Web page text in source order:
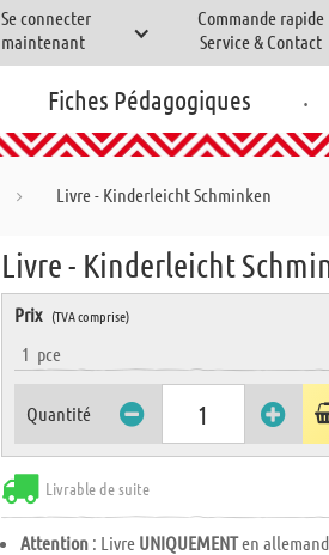
Se connecter
maintenant
Commande rapide
Service & Contact
Fiches Pédagogiques .
Livre - Kinderleicht Schminken
Livre - Kinderleicht
Prix (TVA comprise)
1 pce
Quantité
Livrable de suite
Attention : Livre UNIQUEMENTen